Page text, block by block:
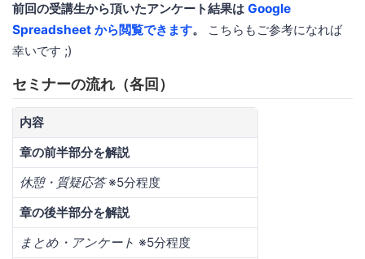
前回の受講生から頂いたアンケート結果は Google
Spreadsheet から閲覧できます。
こちらもご参考になれば
幸いです ;)
セミナーの流れ（各回）
内容
章の前半部分を解説
休憩・質疑応答※5分程度
章の後半部分を解説
まとめ・アンケート ※5分程度